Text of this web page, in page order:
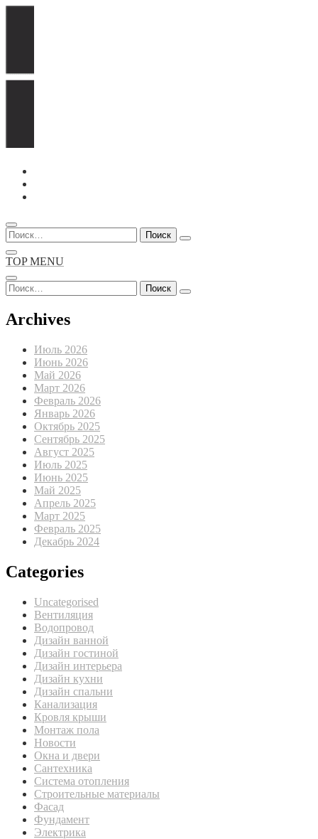
Перейти
содержимому
Найти:
TOP MENU
Найти:
Archives
Июль 2026
Июнь 2026
Май 2026
Март 2026
Февраль 2026
Январь 2026
Октябрь 2025
Сентябрь 2025
Август 2025
Июль 2025
Июнь 2025
Май 2025
Апрель 2025
Март 2025
Февраль 2025
Декабрь 2024
Categories
Uncategorised
Вентиляция
Водопровод
Дизайн ванной
Дизайн гостиной
Дизайн интерьера
Дизайн кухни
Дизайн спальни
Канализация
Кровля крыши
Монтаж пола
Новости
Окна и двери
Сантехника
Система отопления
Строительные материалы
Фасад
Фундамент
Электрика